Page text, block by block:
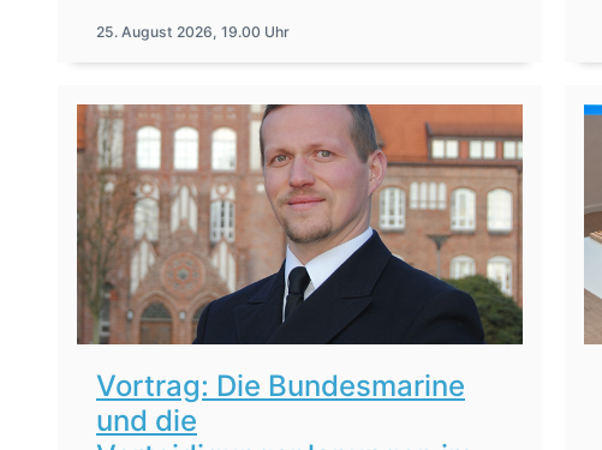
25. August 2026, 19.00 Uhr
Vortrag: Die Bundesmarine
und die